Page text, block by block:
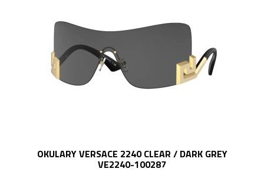
OKULARY VERSACE 2240 CLEAR / DARK GREY
VE2240-100287